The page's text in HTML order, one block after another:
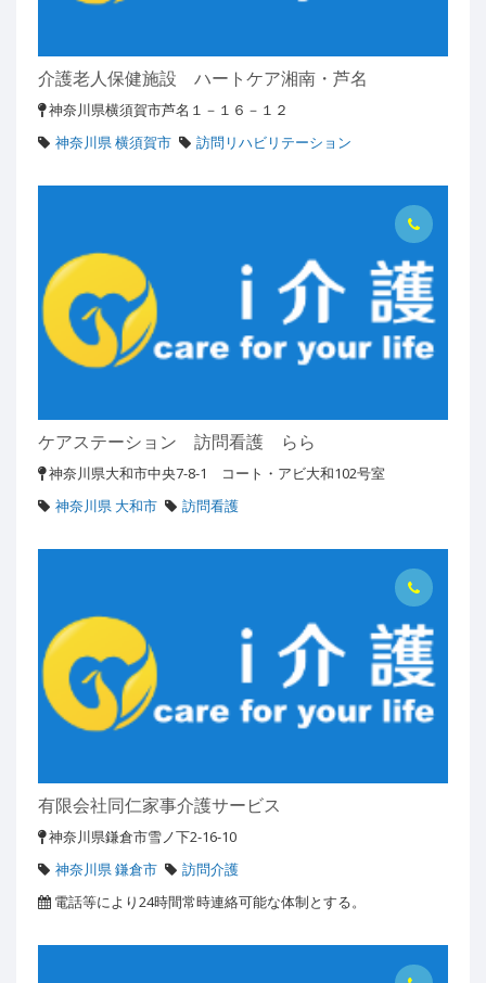
介護老人保健施設 ハートケア湘南・芦名
神奈川県横須賀市芦名１－１６－１２
神奈川県 横須賀市
訪問リハビリテーション
ケアステーション 訪問看護 らら
神奈川県大和市中央7-8-1 コート・アビ大和102号室
神奈川県 大和市
訪問看護
有限会社同仁家事介護サービス
神奈川県鎌倉市雪ノ下2-16-10
神奈川県 鎌倉市
訪問介護
電話等により24時間常時連絡可能な体制とする。